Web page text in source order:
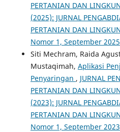
PERTANIAN DAN
(2025): JURNAL
PERTANIAN DAN
Nomor 1, September 2025
Siti Mechram, Raida
Mustaqimah, Aplikasi
Penyaringan , JURNAL
PERTANIAN DAN
(2023): JURNAL
PERTANIAN DAN
Nomor 1, September 2023